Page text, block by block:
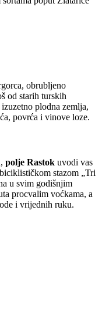
obrubljeno
od starih turskih
plodna zemlja,
povrća i vinove loze.
polje Rastok uvodi vas
stazom „Tri
u svim godišnjim
procvalim voćkama, a
i vrijednih ruku.